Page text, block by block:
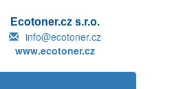
Ecotoner.cz s.r.o.
info@ecotoner.cz
www.ecotoner.cz